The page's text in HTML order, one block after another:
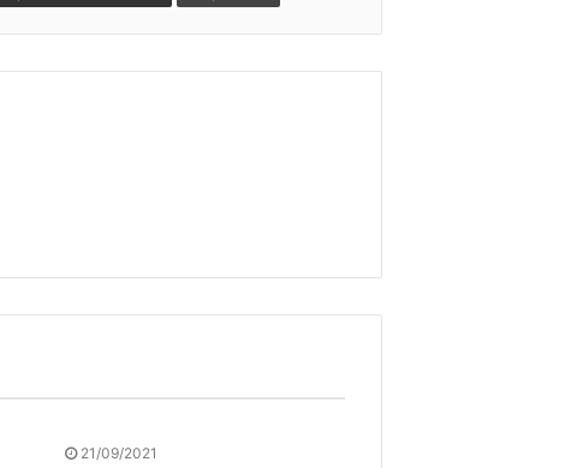
21/09/2021